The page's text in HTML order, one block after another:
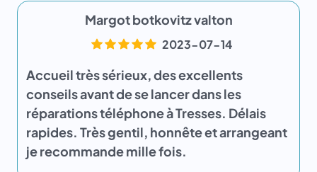
Margot botkovitz valton
2023-07-14
Accueil très sérieux, des excellents
conseils avant de se lancer dans les
réparations téléphone à Tresses. Délais
rapides. Très gentil, honnête et arrangeant
je recommande mille fois.